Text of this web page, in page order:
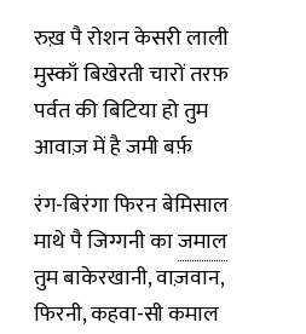
रुख़ पै रोशन केसरी लाली
मुस्काँ बिखेरती चारों तरफ़
पर्वत की बिटिया हो तुम
आवाज़ में है जमी बर्फ़
रंग-बिरंगा फिरन बेमिसाल
माथे पै जिग्गनी काजमाल
तुम बाकेरखानी, वाज़वान,
फिरनी, कहवा-सी कमाल